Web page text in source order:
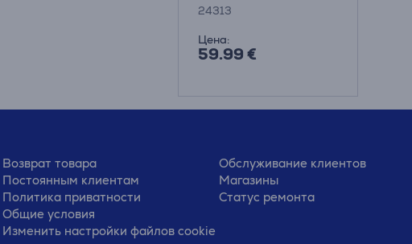
24313
Цена:
59.99 €
Возврат товара
Постоянным клиентам
Политика приватности
Общие условия
Изменить настройки файлов cookie
Обслуживание клиентов
Магазины
Статус ремонта